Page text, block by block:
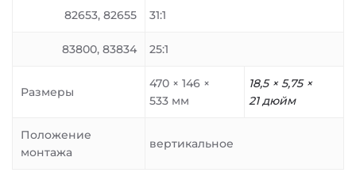
82653, 82655 31:1
83800, 83834 25:1
Размеры
470 × 146 ×
533 мм
18,5 × 5,75 ×
21 дюйм
Положение
монтажа
вертикальное